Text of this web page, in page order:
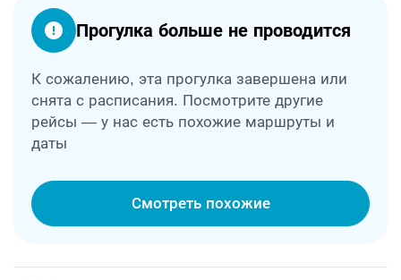
Прогулка больше не проводится
К сожалению, эта прогулка завершена или
снята с расписания. Посмотрите другие
рейсы — у нас есть похожие маршруты и
даты
Смотреть похожие